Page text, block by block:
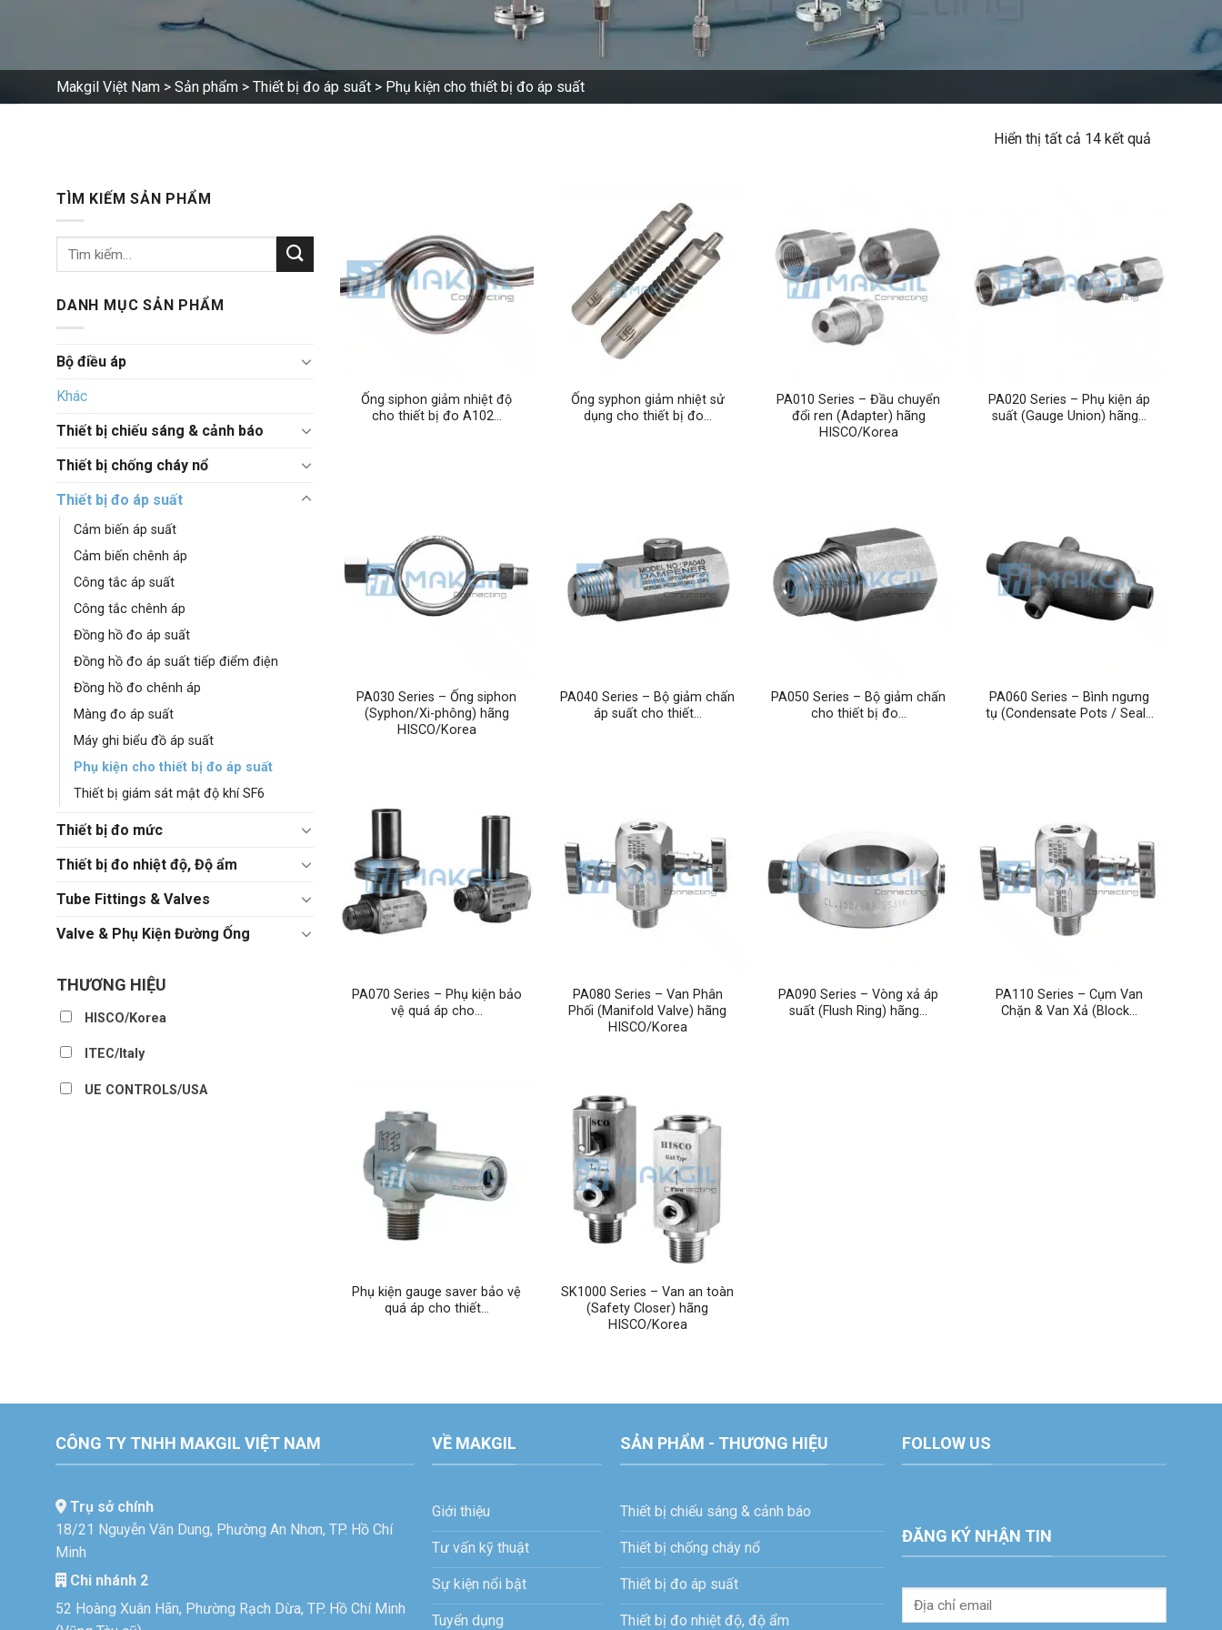
Makgil Việt Nam > Sản phẩm > Thiết bị đo áp suất > Phụ kiện cho thiết bị đo áp suất
Hiển thị tất cả 14 kết quả
TÌM KIẾM SẢN PHẨM
Tìm
DANH MỤC SẢN PHẨM
Bộ điều áp
Khác
Thiết bị chiếu sáng & cảnh báo
Thiết bị chống cháy nổ
Thiết bị đo áp suất
Cảm biến áp suất
Cảm biến chênh áp
Công tắc áp suất
Công tắc chênh áp
Đồng hồ đo áp suất
Đồng hồ đo áp suất tiếp điểm điện
Đồng hồ đo chênh áp
Màng đo áp suất
Máy ghi biểu đồ áp suất
Phụ kiện cho thiết bị đo áp suất
Thiết bị giám sát mật độ khí SF6
Thiết bị đo mức
Thiết bị đo nhiệt độ, Độ ẩm
Tube Fittings & Valves
Valve & Phụ Kiện Đường Ống
THƯƠNG HIỆU
HISCO/Korea
ITEC/Italy
UE CONTROLS/USA
Ống siphon giảm nhiệt độ
cho thiết bị đo A102…
Ống syphon giảm nhiệt sử
dụng cho thiết bị đo…
PA010 Series – Đầu chuyển
đổi ren (Adapter) hãng
HISCO/Korea
PA020 Series – Phụ kiện áp
suất (Gauge Union) hãng…
PA030 Series – Ống siphon
(Syphon/Xi-phông) hãng
HISCO/Korea
PA040 Series – Bộ giảm chấn
áp suất cho thiết…
PA050 Series – Bộ giảm chấn
cho thiết bị đo…
PA060 Series – Bình ngưng
tụ (Condensate Pots / Seal…
PA070 Series – Phụ kiện bảo
vệ quá áp cho…
PA080 Series – Van Phân
Phối (Manifold Valve) hãng
HISCO/Korea
PA090 Series – Vòng xả áp
suất (Flush Ring) hãng…
PA110 Series – Cụm Van
Chặn & Van Xả (Block…
Phụ kiện gauge saver bảo vệ
quá áp cho thiết…
SK1000 Series – Van an toàn
(Safety Closer) hãng
HISCO/Korea
CÔNG TY TNHH MAKGIL VIỆT NAM
Trụ sở chính
18/21 Nguyễn Văn Dung, Phường An Nhơn, TP. Hồ Chí
Minh
Chi nhánh 2
52 Hoàng Xuân Hãn, Phường Rạch Dừa, TP. Hồ Chí Minh
VỀ MAKGIL
Giới thiệu
Tư vấn kỹ thuật
Sự kiện nổi bật
Tuyển dụng
SẢN PHẨM - THƯƠNG HIỆU
Thiết bị chiếu sáng & cảnh báo
Thiết bị chống cháy nổ
Thiết bị đo áp suất
Thiết bị đo nhiệt độ, độ ẩm
FOLLOW US
ĐĂNG KÝ NHẬN TIN